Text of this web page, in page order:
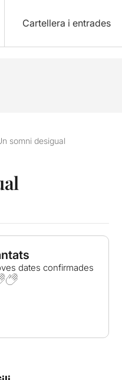
Cartellera i entrades
somni desigual
dates confirmades